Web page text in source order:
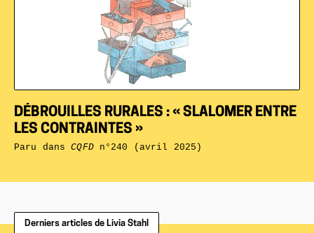
DÉBROUILLES RURALES : « SLALOMER ENTRE
LES CONTRAINTES »
Paru dansCQFDn°240 (avril 2025)
Derniers articles de Livia Stahl